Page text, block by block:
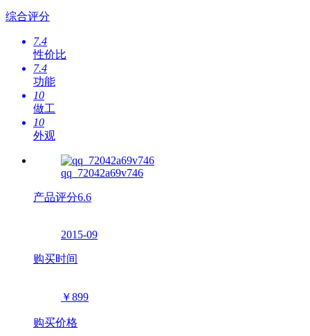
综合评分
7.4
性价比
7.4
功能
10
做工
10
外观
qq_72042a69v746
产品评分6.6
2015-09
购买时间
￥899
购买价格